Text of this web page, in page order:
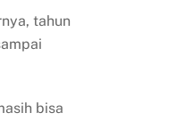
tahun
bisa